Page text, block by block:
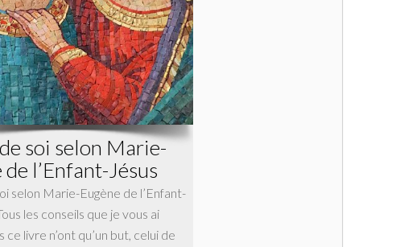
soi selon Marie-
de l’Enfant-Jésus
selon Marie-Eugène de l’Enfant-
les conseils que je vous ai
ce livre n’ont qu’un but, celui de